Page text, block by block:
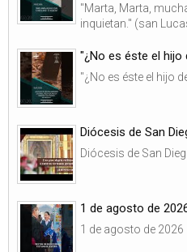
"Marta, Marta,
inquietan." (san
"¿No es éste el hijo
"¿No es éste el hijo
Diócesis de San
Diócesis de San
1 de agosto de
1 de agosto de 2026